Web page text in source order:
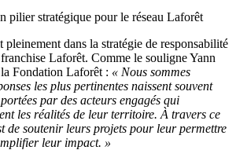
pilier stratégique pour le réseau Laforêt
pleinement dans la stratégie de responsabilité
Laforêt. Comme le souligne Yann
Fondation Laforêt : « Nous sommes
les plus pertinentes naissent souvent
par des acteurs engagés qui
les réalités de leur territoire. À travers ce
de soutenir leurs projets pour leur permettre
leur impact. »